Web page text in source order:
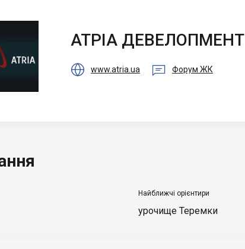
АТРІА ДЕВЕЛОПМЕНТ
 www.atria.ua  Форум ЖК
Найближчі орієнтири
урочище Теремки